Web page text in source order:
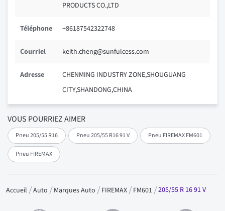
VOUS POURRIEZ AIMER
Pneu 205/55 R16 Pneu 205/55 R16 91 V Pneu FIREMAX FM601
Pneu FIREMAX
PRODUCTS CO.,LTD
Téléphone +86187542322748
Courriel keith.cheng@sunfulcess.com
Adresse
CHENMING INDUSTRY ZONE,SHOUGUANG
CITY,SHANDONG,CHINA
Accueil Auto Marques Auto FIREMAX FM601 205/55 R 16 91 V